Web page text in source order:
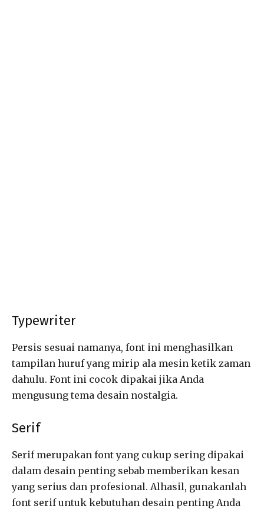
Typewriter
Persis sesuai namanya, font ini menghasilkan
tampilan huruf yang mirip ala mesin ketik zaman
dahulu. Font ini cocok dipakai jika Anda
mengusung tema desain nostalgia.
Serif
Serif merupakan font yang cukup sering dipakai
dalam desain penting sebab memberikan kesan
yang serius dan profesional. Alhasil, gunakanlah
font serif untuk kebutuhan desain penting Anda